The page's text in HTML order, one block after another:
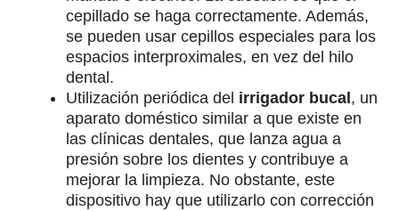
cepillado se haga correctamente. Además,
se pueden usar cepillos especiales para los
espacios interproximales, en vez del hilo
dental.
Utilización periódica del irrigador bucal , un
aparato doméstico similar a que existe en
las clínicas dentales, que lanza agua a
presión sobre los dientes y contribuye a
mejorar la limpieza. No obstante, este
dispositivo hay que utilizarlo con corrección